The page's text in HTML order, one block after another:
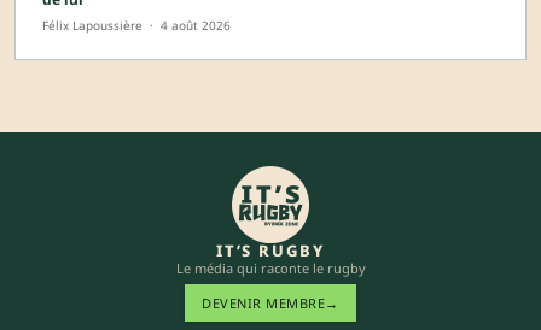
Félix Lapoussière · 4 août 2026
IT’S RUGBY
Le média qui raconte le rugby
DEVENIR MEMBRE→